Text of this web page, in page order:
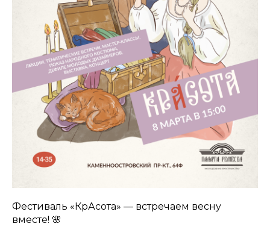
Фестиваль «КрАсота» — встречаем весну
вместе! 🌸